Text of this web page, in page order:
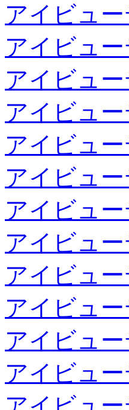
アイビュ
アイビュ
アイビュ
アイビュ
アイビュ
アイビュ
アイビュ
アイビュ
アイビュ
アイビュ
アイビュ
アイビュ